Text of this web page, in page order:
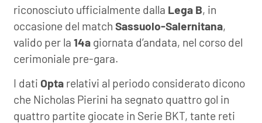
riconosciuto ufficialmente dalla Lega B, in
occasione del match Sassuolo-Salernitana,
valido per la 14a giornata d’andata, nel corso del
cerimoniale pre-gara.
I dati Opta relativi al periodo considerato dicono
che Nicholas Pierini ha segnato quattro gol in
quattro partite giocate in Serie BKT, tante reti